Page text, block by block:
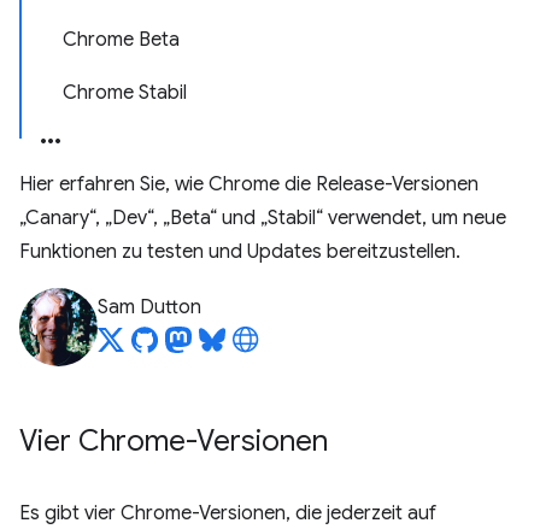
Chrome Beta
Chrome Stabil
Hier erfahren Sie, wie Chrome die Release-Versionen
„Canary“, „Dev“, „Beta“ und „Stabil“ verwendet, um neue
Funktionen zu testen und Updates bereitzustellen.
Sam Dutton
Vier Chrome-Versionen
Es gibt vier Chrome-Versionen, die jederzeit auf